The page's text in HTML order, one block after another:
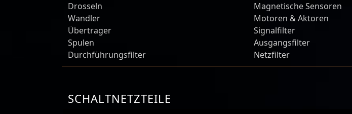
Drosseln
Wandler
Übertrager
Spulen
Durchführungsfilter
Magnetische Sensoren
Motoren & Aktoren
Signalfilter
Ausgangsfilter
Netzfilter
SCHALTNETZTEILE